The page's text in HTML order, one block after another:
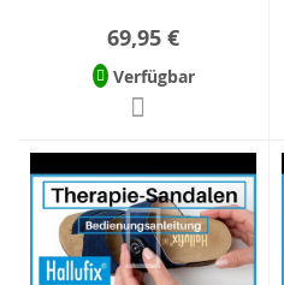
69,95 €
Verfügbar